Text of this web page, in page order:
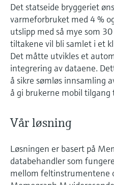
Det statseide bryggeriet
varmeforbruket med 4 %
utslipp med så mye som
tiltakene vil bli samlet i et
Det måtte utvikles et
integrering av dataene.
å sikre sømløs innsamling
å gi brukerne mobil tilgang
Vår løsning
Løsningen er basert på
databehandler som
mellom feltinstrumentene